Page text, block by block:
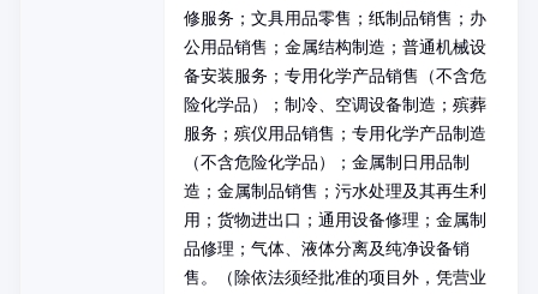
修服务；文具用品零售；纸制品销售；办
公用品销售；金属结构制造；普通机械设
备安装服务；专用化学产品销售（不含危
险化学品）；制冷、空调设备制造；殡葬
服务；殡仪用品销售；专用化学产品制造
（不含危险化学品）；金属制日用品制
造；金属制品销售；污水处理及其再生利
用；货物进出口；通用设备修理；金属制
品修理；气体、液体分离及纯净设备销
售。（除依法须经批准的项目外，凭营业